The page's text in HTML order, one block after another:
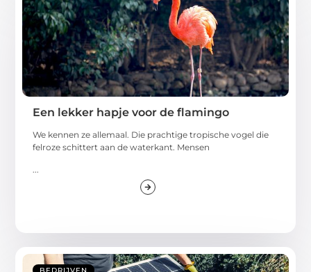
Een lekker hapje voor de flamingo
We kennen ze allemaal. Die prachtige tropische vogel die
felroze schittert aan de waterkant. Mensen